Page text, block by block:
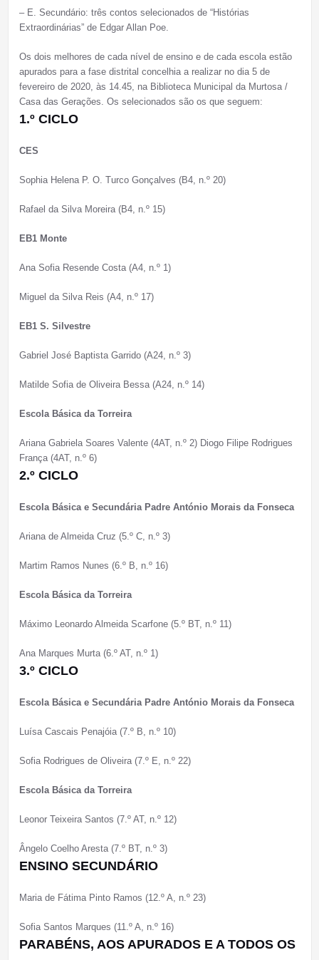
– E. Secundário: três contos selecionados de “Histórias
Extraordinárias” de Edgar Allan Poe.
Os dois melhores de cada nível de ensino e de cada escola estão
apurados para a fase distrital concelhia a realizar no dia 5 de
fevereiro de 2020, às 14.45, na Biblioteca Municipal da Murtosa /
Casa das Gerações. Os selecionados são os que seguem:
1.º CICLO
CES
Sophia Helena P. O. Turco Gonçalves (B4, n.º 20)
Rafael da Silva Moreira (B4, n.º 15)
EB1 Monte
Ana Sofia Resende Costa (A4, n.º 1)
Miguel da Silva Reis (A4, n.º 17)
EB1 S. Silvestre
Gabriel José Baptista Garrido (A24, n.º 3)
Matilde Sofia de Oliveira Bessa (A24, n.º 14)
Escola Básica da Torreira
Ariana Gabriela Soares Valente (4AT, n.º 2) Diogo Filipe Rodrigues
França (4AT, n.º 6)
2.º CICLO
Escola Básica e Secundária Padre António Morais da Fonseca
Ariana de Almeida Cruz (5.º C, n.º 3)
Martim Ramos Nunes (6.º B, n.º 16)
Escola Básica da Torreira
Máximo Leonardo Almeida Scarfone (5.º BT, n.º 11)
Ana Marques Murta (6.º AT, n.º 1)
3.º CICLO
Escola Básica e Secundária Padre António Morais da Fonseca
Luísa Cascais Penajóia (7.º B, n.º 10)
Sofia Rodrigues de Oliveira (7.º E, n.º 22)
Escola Básica da Torreira
Leonor Teixeira Santos (7.º AT, n.º 12)
Ângelo Coelho Aresta (7.º BT, n.º 3)
ENSINO SECUNDÁRIO
Maria de Fátima Pinto Ramos (12.º A, n.º 23)
Sofia Santos Marques (11.º A, n.º 16)
PARABÉNS, AOS APURADOS E A TODOS OS